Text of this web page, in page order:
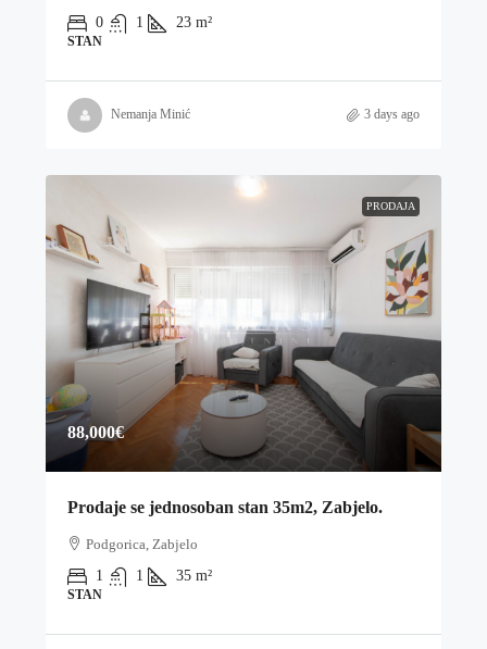
0
1 23 m²
STAN
Nemanja Minić 3 days ago
PRODAJA
88,000€
Prodaje se jednosoban stan 35m2, Zabjelo.
Podgorica, Zabjelo
1
1 35 m²
STAN